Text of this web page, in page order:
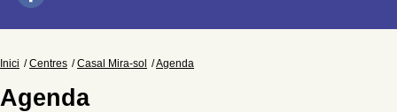
Inici Centres Casal Mira-sol Agenda
Agenda